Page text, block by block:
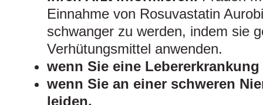
Einnahme von Rosuvastatin
schwanger zu werden, indem sie
Verhütungsmittel anwenden.
wenn Sie eine
wenn Sie an einer schweren
leiden.